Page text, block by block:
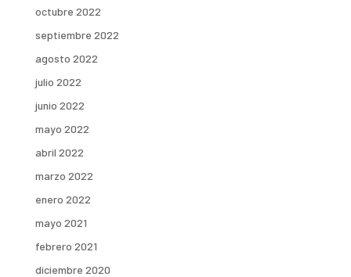
octubre 2022
septiembre 2022
agosto 2022
julio 2022
junio 2022
mayo 2022
abril 2022
marzo 2022
enero 2022
mayo 2021
febrero 2021
diciembre 2020